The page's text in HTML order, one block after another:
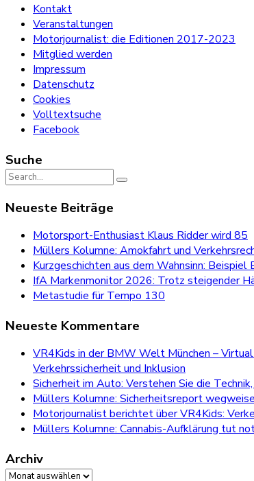
Kontakt
Veranstaltungen
Motorjournalist: die Editionen 2017-2023
Mitglied werden
Impressum
Datenschutz
Cookies
Volltextsuche
Facebook
Suche
Search
for:
Neueste Beiträge
Motorsport-Enthusiast Klaus Ridder wird 85
Müllers Kolumne: Amokfahrt und
Kurzgeschichten aus dem Wahnsinn:
IfA Markenmonitor 2026: Trotz steigender
Metastudie für Tempo 130
Neueste Kommentare
VR4Kids in der BMW Welt München –
Verkehrssicherheit und Inklusion
Sicherheit im Auto: Verstehen Sie die
Müllers Kolumne: Sicherheitsreport
Motorjournalist berichtet über VR4Kids:
Müllers Kolumne: Cannabis-Aufklärung tut
Archiv
Archiv